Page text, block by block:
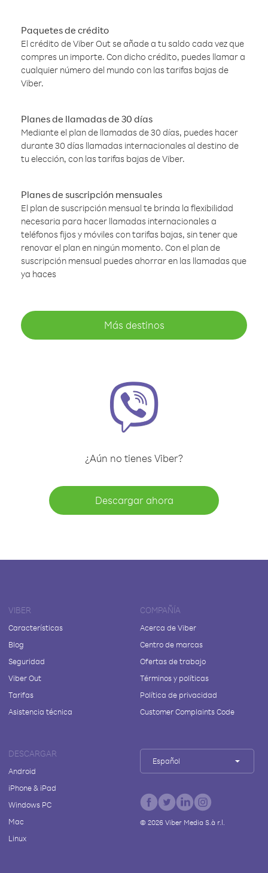
Paquetes de crédito
El crédito de Viber Out se añade a tu saldo cada vez que
compres un importe. Con dicho crédito, puedes llamar a
cualquier número del mundo con las tarifas bajas de
Viber.
Planes de llamadas de 30 días
Mediante el plan de llamadas de 30 días, puedes hacer
durante 30 días llamadas internacionales al destino de
tu elección, con las tarifas bajas de Viber.
Planes de suscripción mensuales
El plan de suscripción mensual te brinda la flexibilidad
necesaria para hacer llamadas internacionales a
teléfonos fijos y móviles con tarifas bajas, sin tener que
renovar el plan en ningún momento. Con el plan de
suscripción mensual puedes ahorrar en las llamadas que
ya haces
Más destinos
¿Aún no tienes Viber?
Descargar ahora
VIBER
Características
Blog
Seguridad
Viber Out
Tarifas
Asistencia técnica
COMPAÑÍA
Acerca de Viber
Centro de marcas
Ofertas de trabajo
Términos y políticas
Política de privacidad
Customer Complaints Code
DESCARGAR
Android
iPhone & iPad
Windows PC
Mac
Linux
Español
© 2026Viber Media S.à r.l.